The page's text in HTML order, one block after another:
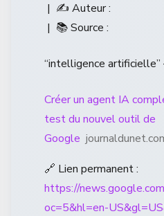
| ✍️ Auteur :
| 📚 Source :
“intelligence
Créer un agent IA
test du nouvel outil de
Google
🔗 Lien permanent :
https://
oc=5&hl=en-